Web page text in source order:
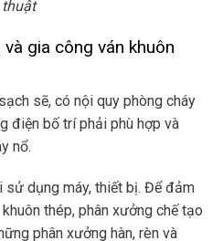
thuật
gia công ván khuôn
sẽ, có nội quy phòng cháy
điện bố trí phải phù hợp và
nổ.
sử dụng máy, thiết bị. Để đảm
thép, phân xưởng chế tạo
phân xưởng hàn, rèn và